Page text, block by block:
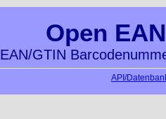
Open
EAN/GTIN
API/